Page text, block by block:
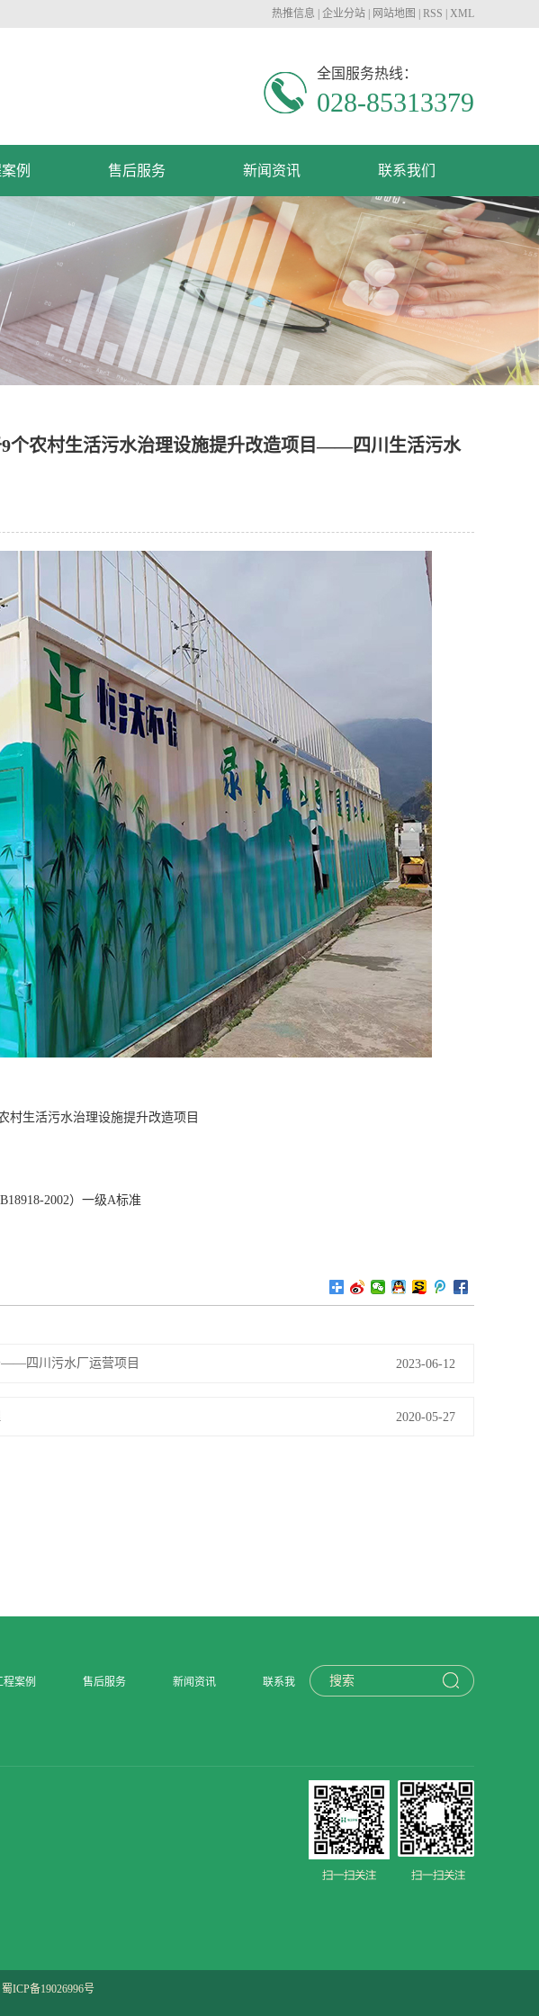
热推信息 企业分站 网站地图 RSS XML
全国服务热线：
028-85313379
例 售后服务 新闻资讯 联系我们
个农村生活污水治理设施提升改造项目——四川生活污水
村生活污水治理设施提升改造项目
2002）一级A标准
——四川污水厂运营项目 2023-06-12
2020-05-27
程案例 售后服务 新闻资讯 联系我
蜀ICP备19026996号